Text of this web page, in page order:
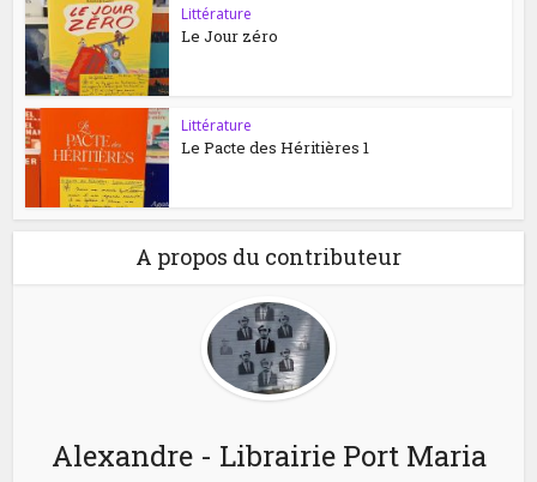
Littérature
Le Jour zéro
Littérature
Le Pacte des Héritières 1
A propos du contributeur
Alexandre - Librairie Port Maria